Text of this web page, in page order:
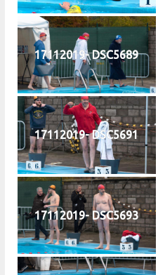
17112019- DSC5689
17112019- DSC5691
17112019- DSC5693